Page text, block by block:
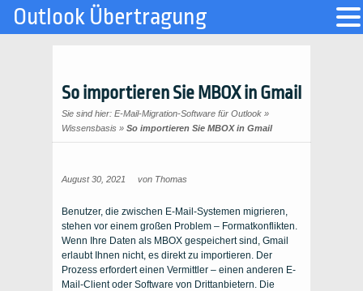
So importieren Sie MBOX in Gmail
Sie sind hier: E-Mail-Migration-Software für Outlook »
Wissensbasis » So importieren Sie MBOX in Gmail
August 30, 2021 von Thomas
Benutzer, die zwischen E-Mail-Systemen migrieren,
stehen vor einem großen Problem – Formatkonflikten.
Wenn Ihre Daten als MBOX gespeichert sind, Gmail
erlaubt Ihnen nicht, es direkt zu importieren. Der
Prozess erfordert einen Vermittler – einen anderen E-
Mail-Client oder Software von Drittanbietern. Die
Outlook Übertragung